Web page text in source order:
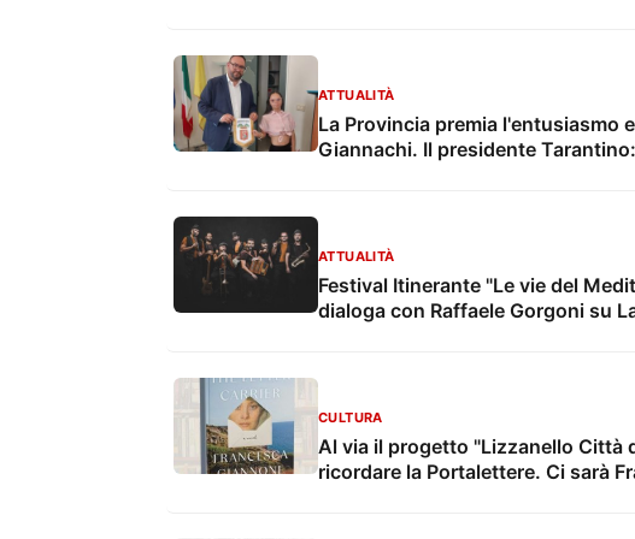
ATTUALITÀ
La Provincia premia l'entusiasmo
Giannachi. Il presidente
ATTUALITÀ
Festival Itinerante "Le vie del
dialoga con Raffaele Gorgoni su
CULTURA
Al via il progetto "Lizzanello Città
ricordare la Portalettere. Ci sarà